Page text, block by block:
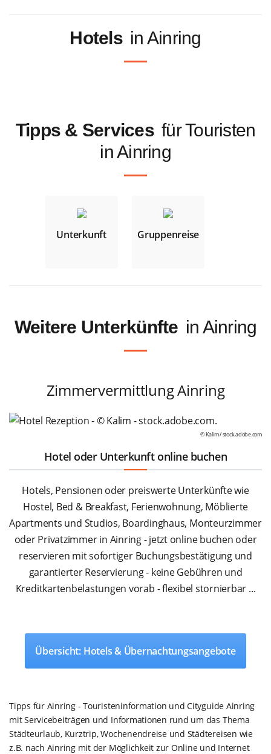
Hotels in Ainring
Tipps & Services für Touristen
in Ainring
Unterkunft Gruppenreise
Weitere Unterkünfte in Ainring
Zimmervermittlung Ainring
© Kalim /stock.adobe.com
Hotel oder Unterkunft online buchen
Hotels, Pensionen oder preiswerte Unterkünfte wie
Hostel, Bed & Breakfast, Ferienwohnung, Möblierte
Apartments und Studios, Boardinghaus, Monteurzimmer
oder Privatzimmer in Ainring - jetzt online buchen oder
reservieren mit sofortiger Buchungsbestätigung und
garantierter Reservierung - keine Gebühren und
Kreditkartenbelastungen vorab - flexibel stornierbar ...
Übersicht: Hotels & Übernachtungsangebote
Tipps für Ainring - Touristeninformation und Cityguide Ainring
mit Servicebeiträgen und Informationen rund um das Thema
Städteurlaub, Kurztrip, Wochenendreise und Städtereisen wie
z.B. nach Ainring mit der Möglichkeit zur Online und Internet